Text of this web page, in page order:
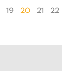
19 20 21 22